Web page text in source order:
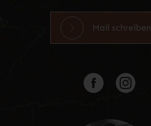
Mail schreiben